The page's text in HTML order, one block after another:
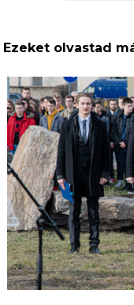
Ezeket olvastad